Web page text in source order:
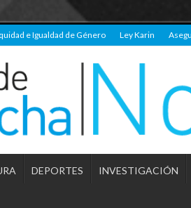
e Igualdad de Género Ley Karin
DEPORTES INVESTIGACIÓN